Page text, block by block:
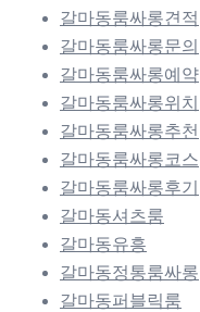
갈마동룸싸롱견적
갈마동룸싸롱문의
갈마동룸싸롱예약
갈마동룸싸롱위치
갈마동룸싸롱추천
갈마동룸싸롱코스
갈마동룸싸롱후기
갈마동셔츠룸
갈마동유흥
갈마동정통룸싸롱
갈마동퍼블릭룸